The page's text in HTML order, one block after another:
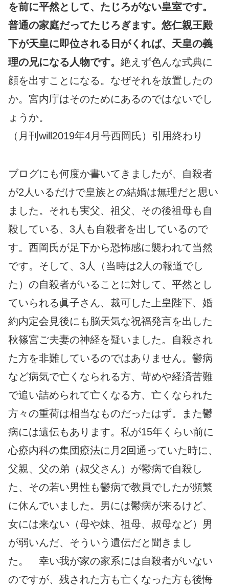
を前に平然として、たじろがない皇室です。
普通の家庭だってたじろぎます。悠仁親王殿
下が天皇に即位される日がくれば、天皇の義
理の兄になる人物です。 絶えず色んな式典に
顔を出すことになる。なぜそれを放置したの
か。宮内庁はそのためにあるのではないでし
ょうか。
（月刊will2019年4月号西岡氏）引用終わり
ブログにも何度か書いてきましたが、自殺者
が2人いるだけで皇族との結婚は無理だと思い
ました。それも実父、祖父、その後祖母も自
殺している、3人も自殺者を出しているので
す。西岡氏が足下から恐怖感に襲われて当然
です。そして、3人（当時は2人の報道でし
た）の自殺者がいることに対して、平然とし
ていられる眞子さん、裁可した上皇陛下、婚
約内定会見後にも脳天気な祝福発言を出した
秋篠宮ご夫妻の神経を疑いました。自殺され
た方を非難しているのではありません。鬱病
など病気で亡くなられる方、苛めや経済苦難
で追い詰められて亡くなる方、亡くなられた
方々の重荷は相当なものだったはず。また鬱
病には遺伝もあります。私が15年くらい前に
心療内科の集団療法に月2回通っていた時に、
父親、父の弟（叔父さん）が鬱病で自殺し
た、その若い男性も鬱病で教員でしたが頻繁
に休んでいました。男には鬱病が来るけど、
女には来ない（母や妹、祖母、叔母など）男
が弱いんだ、そういう遺伝だと聞きまし
た。 幸い我が家の家系には自殺者がいない
のですが、残された方も亡くなった方も後悔